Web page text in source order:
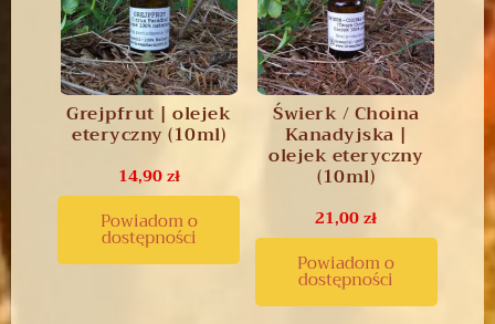
Grejpfrut | olejek
eteryczny (10ml)
14,90zł
Powiadom o
dostępności
Świerk / Choina
Kanadyjska |
olejek eteryczny
(10ml)
21,00zł
Powiadom o
dostępności